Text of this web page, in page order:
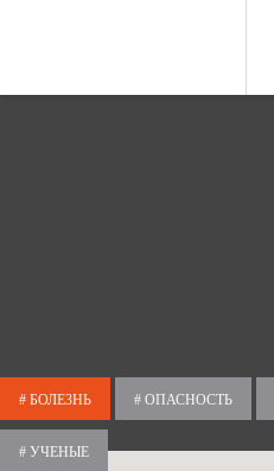
# БОЛЕЗНЬ # ОПАСНОСТЬ
# УЧЕНЫЕ